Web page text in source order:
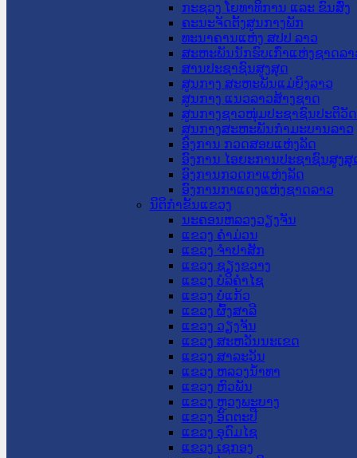
ກະຊວງ ໂຍທາທິການ ແລະ ຂົນສົ່ງ
ຄະນະຈັດຕັ້ງສູນກາງພັກ
ທະນາຄານແຫ່ງ ສປປ ລາວ
ສະຫະພັນນັກຮົບເກົ່າແຫ່ງຊາດລາ
ສານປະຊາຊົນສູງສຸດ
ສູນກາງ ສະຫະພັນແມ່ຍິງລາວ
ສູນກາງ ແນວລາວສ້າງຊາດ
ສູນກາງຊາວໜຸ່ມປະຊາຊົນປະຕິວັ
ສູນກາງສະຫະພັນກຳມະບານລາວ
ອົງການ ກວດສອບແຫ່ງລັດ
ອົງການ ໄອຍະການປະຊາຊົນສູງສຸ
ອົງການກວດກາແຫ່ງລັດ
ອົງການກາແດງແຫ່ງຊາດລາວ
ນິຕິກໍາຂັ້ນແຂວງ
ນະ​ຄອນ​ຫລວງວຽງຈັນ
ແຂວງ ຄໍາມ່ວນ
ແຂວງ ຈໍາປາສັກ
ແຂວງ ຊຽງຂວາງ
ແຂວງ ບໍລິຄໍາໄຊ
ແຂວງ ບໍ່ແກ້ວ
ແຂວງ ຜົ້ງສາລີ
ແຂວງ ວຽງຈັນ
ແຂວງ ສະຫວັນນະເຂດ
ແຂວງ ສາລະວັນ
ແຂວງ ຫລວງນໍ້າທາ
ແຂວງ ຫົວພັນ
ແຂວງ ຫຼວງພະບາງ
ແຂວງ ອັດຕະປື
ແຂວງ ອຸດົມໄຊ
ແຂວງ ເຊກອງ